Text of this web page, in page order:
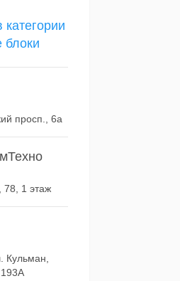
категории
просп., 6а
78, 1 этаж
Кульман,